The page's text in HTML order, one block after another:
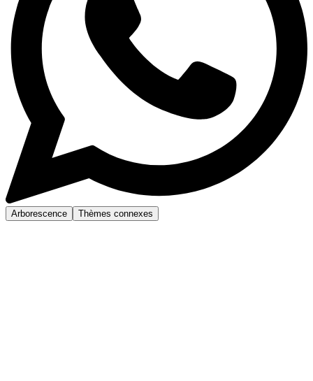
Arborescence Thèmes connexes